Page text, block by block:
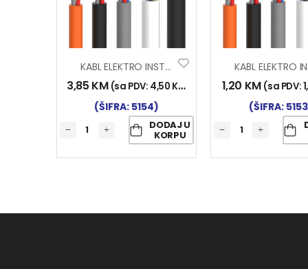
KABL ELEKTRO INST. 5×1.50
3,85 KM (sa PDV: 4,50 KM
(ŠIFRA: 5154)
DODAJ U
KORPU
1,20 KM (sa PDV:
(ŠIFRA: